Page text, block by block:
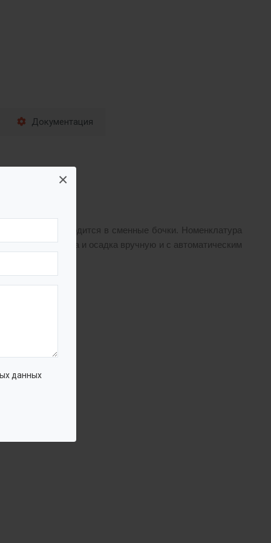
данных
×
Документация
осадка производится в сменные бочки. Номенклатура
откачкой жира и осадка вручную и с автоматическим
трубы.